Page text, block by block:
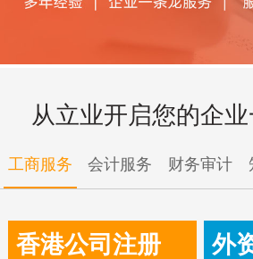
从立业开启您的企
工商服务 会计服务 财务审计
香港公司注册 外